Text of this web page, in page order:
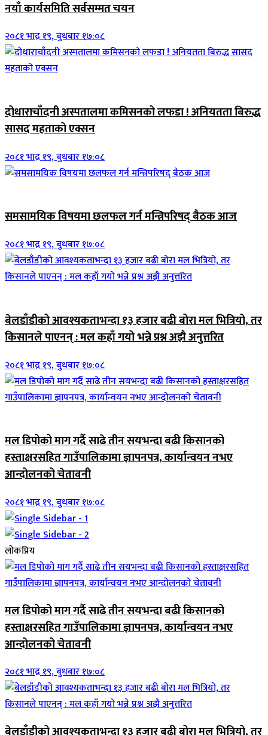
नयाँ कार्यसमिति सर्वसम्मत चयन
२०८१ भाद्र १९, बुधबार १७:०८
दोधाराचाँदनी अस्पतालमा कमिसनको लफडा ! अनियतता बिरुद्ध
सासद महताको एक्सन
२०८१ भाद्र १९, बुधबार १७:०८
समसामयिक विषयमा छलफल गर्न मन्त्रिपरिषद् बैठक आज
२०८१ भाद्र १९, बुधबार १७:०८
बेलडाँडीको आवश्यकताभन्दा १३ हजार बढी बोरा मल भित्रियो, तर
किसानले पाएनन् : मल कहाँ गयो भन्ने प्रश्न अझै अनुत्तरित
२०८१ भाद्र १९, बुधबार १७:०८
मल डिपोको माग गर्दै साढे तीन सयभन्दा बढी किसानको
हस्ताक्षरसहित गाउँपालिकामा ज्ञापनपत्र, कार्यान्वयन नभए
आन्दोलनको चेतावनी
२०८१ भाद्र १९, बुधबार १७:०८
लोकप्रिय
मल डिपोको माग गर्दै साढे तीन सयभन्दा बढी किसानको
हस्ताक्षरसहित गाउँपालिकामा ज्ञापनपत्र, कार्यान्वयन नभए
आन्दोलनको चेतावनी
२०८१ भाद्र १९, बुधबार १७:०८